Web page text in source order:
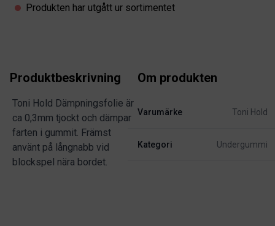
Product information
Produkten har utgått ur sortimentet
Produktbeskrivning
Toni Hold Dämpningsfolie är
ca 0,3mm tjockt och dämpar
farten i gummit. Främst
använt på långnabb vid
blockspel nära bordet.
Om produkten
Varumärke Toni Hold
Kategori Undergummi